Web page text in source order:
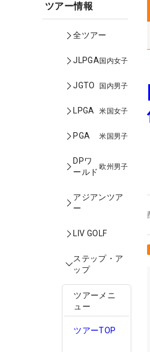
ツアー情報
全ツアー
JLPGA国内女子
JGTO 国内男子
LPGA 米国女子
PGA 米国男子
DPワ
ールド
欧州男子
アジアンツア
ー
LIV GOLF
ステップ・ア
ップ
ツアーメニ
ュー
ツアーTOP